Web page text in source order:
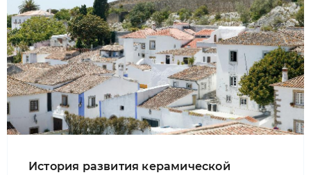
История развития керамической